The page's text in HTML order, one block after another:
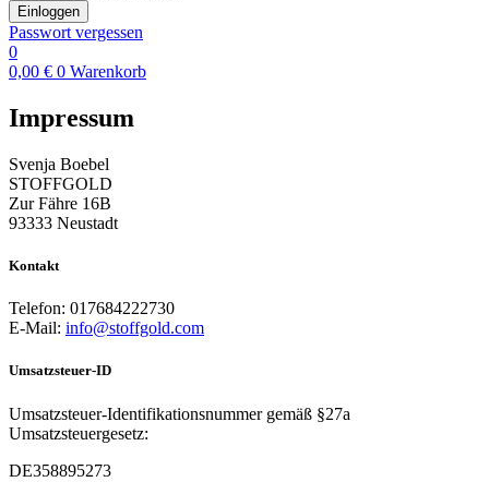
Einloggen
Passwort vergessen
0
0,00 € 0 Warenkorb
Impressum
Svenja Boebel
STOFFGOLD
Zur Fähre 16B
93333 Neustadt
Kontakt
Telefon: 017684222730
E-Mail: info@stoffgold.com
Umsatzsteuer-ID
Umsatzsteuer-Identifikationsnummer gemäß §27a
Umsatzsteuergesetz:
DE358895273